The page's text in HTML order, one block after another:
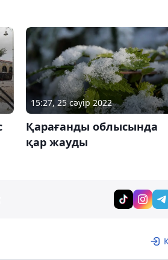
15:27, 25 сәуір 2022
Қарағанды облысында
қар жауды